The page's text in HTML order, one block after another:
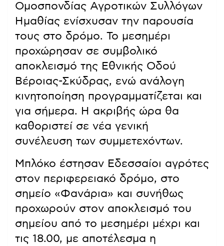
Ομοσπονδίας Αγροτικών Συλλόγων
Ημαθίας ενίσχυσαν την παρουσία
τους στο δρόμο. Το μεσημέρι
προχώρησαν σε συμβολικό
αποκλεισμό της Εθνικής Οδού
Βέροιας-Σκύδρας, ενώ ανάλογη
κινητοποίηση προγραμματίζεται και
για σήμερα. Η ακριβής ώρα θα
καθοριστεί σε νέα γενική
συνέλευση των συμμετεχόντων.
Μπλόκο έστησαν Εδεσσαίοι αγρότες
στον περιφερειακό δρόμο, στο
σημείο «Φανάρια» και συνήθως
προχωρούν στον αποκλεισμό του
σημείου από το μεσημέρι μέχρι και
τις 18.00, με αποτέλεσμα η